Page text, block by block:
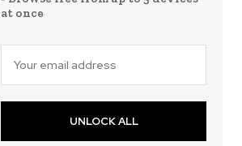
at once
UNLOCK ALL